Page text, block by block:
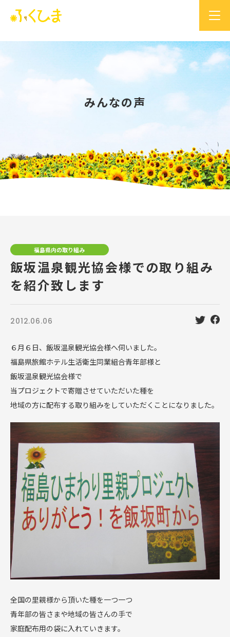
みんなの声
福島県内の取り組み
飯坂温泉観光協会様での取り組み
を紹介致します
2012.06.06
６月６日、飯坂温泉観光協会様へ伺いました。
福島県旅館ホテル生活衛生同業組合青年部様と
飯坂温泉観光協会様で
当プロジェクトで寄贈させていただいた種を
地域の方に配布する取り組みをしていただくことになりました。
全国の里親様から頂いた種を一つ一つ
青年部の皆さまや地域の皆さんの手で
家庭配布用の袋に入れていきます。